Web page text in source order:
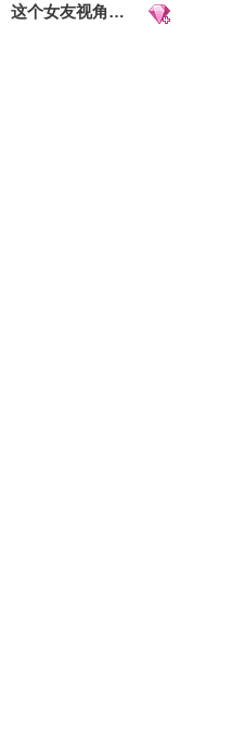
这个女友视角好治愈~